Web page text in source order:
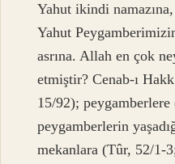
Yahut ikindi
Yahut
asrına. Allah en çok
etmiştir? Cenab-ı
15/92);
peygamberlerin
mekanlara (Tûr, 52/1-